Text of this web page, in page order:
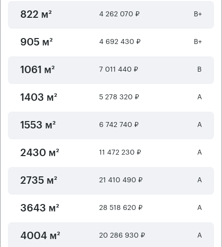
822 м² 4 262 070 ₽ B+
905 м² 4 692 430 ₽ B+
1061 м² 7 011 440 ₽ B
1403 м² 5 278 320 ₽ А
1553 м² 6 742 740 ₽ А
2430 м² 11 472 230 ₽ А
2735 м² 21 410 490 ₽ А
3643 м² 28 518 620 ₽ А
4004 м² 20 286 930 ₽ А